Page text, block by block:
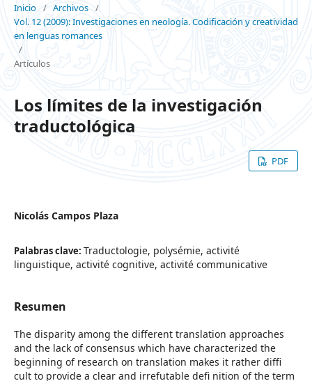
Inicio / Archivos /
Vol. 12 (2009): Investigaciones en neología. Codificación y creatividad
en lenguas romances
/
Artículos
Los límites de la investigación
traductológica
PDF
Nicolás Campos Plaza
Palabras clave: Traductologie, polysémie, activité
linguistique, activité cognitive, activité communicative
Resumen
The disparity among the different translation approaches
and the lack of consensus which have characterized the
beginning of research on translation makes it rather diffi
cult to provide a clear and irrefutable defi nition of the term